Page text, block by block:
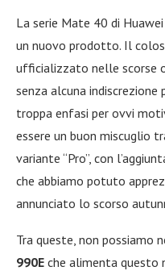
La serie Mate 40 di Huawei
un nuovo prodotto. Il
ufficializzato nelle scorse
senza alcuna indiscrezione
troppa enfasi per ovvi
essere un buon miscuglio
variante “Pro”, con
che abbiamo potuto
annunciato lo scorso
Tra queste, non possiamo
990E che alimenta questo